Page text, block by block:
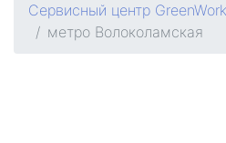
Сервисный центр
метро Волоколамская